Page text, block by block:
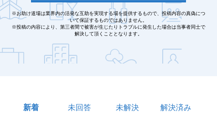
※お助け道場は業界内の活発な互助を実現する場を提供するもので、投稿内容の真偽につ
いて保証するものではありません。
※投稿の内容により、第三者間で被害が生じたりトラブルに発生した場合は当事者同士で
解決して頂くこととなります。
新着 未回答 未解決 解決済み